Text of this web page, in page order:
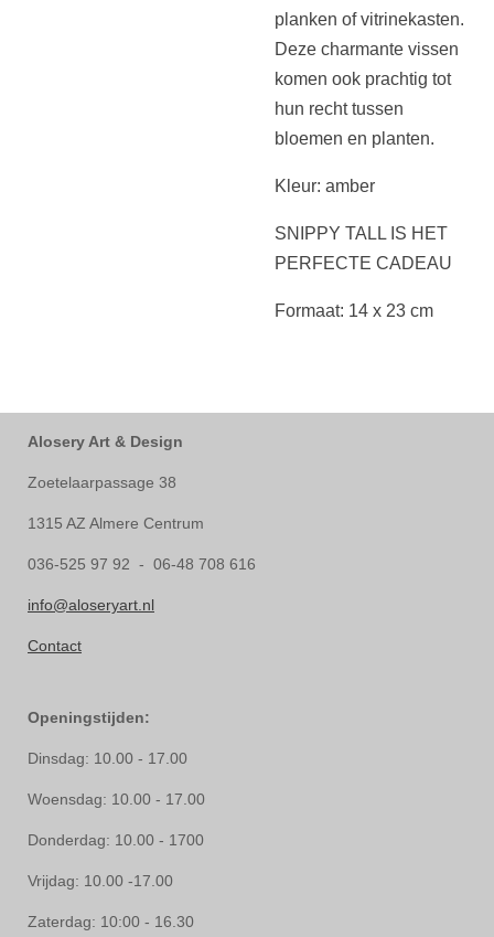
planken of vitrinekasten.
Deze charmante vissen
komen ook prachtig tot
hun recht tussen
bloemen en planten.
Kleur: amber
SNIPPY TALL IS HET
PERFECTE CADEAU
Formaat: 14 x 23 cm
Alosery Art & Design
Zoetelaarpassage 38
1315 AZ Almere Centrum
036-525 97 92 - 06-48 708 616
info@aloseryart.nl
Contact
Openingstijden:
Dinsdag: 10.00 - 17.00
Woensdag: 10.00 - 17.00
Donderdag: 10.00 - 1700
Vrijdag: 10.00 -17.00
Zaterdag: 10:00 - 16.30